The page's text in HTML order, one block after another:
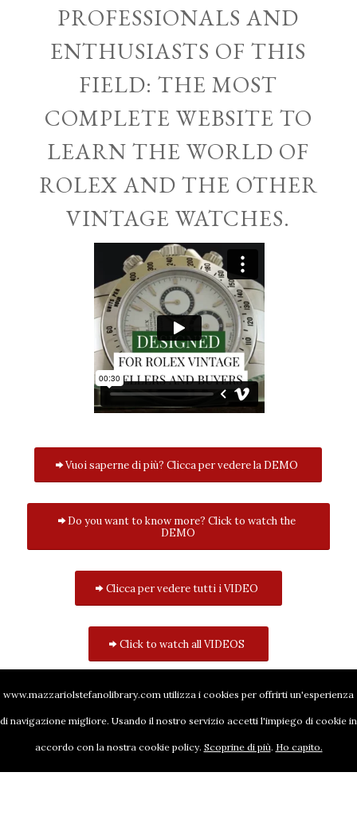
PROFESSIONALS AND
ENTHUSIASTS OF THIS
FIELD: THE MOST
COMPLETE WEBSITE TO
LEARN THE WORLD OF
ROLEX AND THE OTHER
VINTAGE WATCHES.
Vuoi saperne di più? Clicca per vedere la DEMO
Do you want to know more? Click to watch the
DEMO
Clicca per vedere tutti i VIDEO
Click to watch all VIDEOS
www.mazzariolstefanolibrary.com utilizza i cookies per offrirti un'esperienza
di navigazione migliore. Usando il nostro servizio accetti l'impiego di cookie in
accordo con la nostra cookie policy. Scoprine di più. Ho capito.